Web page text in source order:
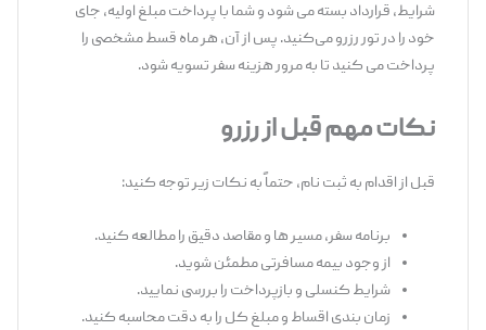
شرایط، قرارداد بسته می ‌شود و شما با پرداخت مبلغ اولیه، جای
خود را در تور رزرو می‌کنید. پس از آن، هر ماه قسط مشخصی را
پرداخت می‌ کنید تا به ‌مرور هزینه سفر تسویه شود.
نکات مهم قبل از رزرو
قبل از اقدام به ثبت ‌نام، حتماً به نکات زیر توجه کنید:
برنامه سفر، مسیر ها و مقاصد دقیق را مطالعه کنید.
از وجود بیمه مسافرتی مطمئن شوید.
شرایط کنسلی و بازپرداخت را بررسی نمایید.
زمان ‌بندی اقساط و مبلغ کل را به ‌دقت محاسبه کنید.